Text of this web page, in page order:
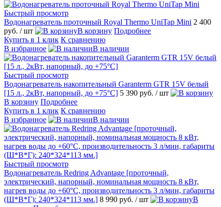
Быстрый просмотр
Водонагреватель проточный Royal Thermo UniTap Mini 2 400
руб. / шт В корзину Подробнее
Купить в 1 клик К сравнению
В избранное
В наличии
Быстрый просмотр
Водонагреватель накопительный Garanterm GTR 15V белый
[15 л., 2кВт, напорный, до +75°С] 5 390 руб. / шт
В корзину Подробнее
Купить в 1 клик К сравнению
В избранное
В наличии
Быстрый просмотр
Водонагреватель Redring Advantage [проточный,
электрический, напорный, номинальная мощность 8 кВт,
нагрев воды до +60°С, производительность 3 л/мин, габариты
(Ш*В*Г): 240*324*113 мм.] 8 990 руб. / шт
В